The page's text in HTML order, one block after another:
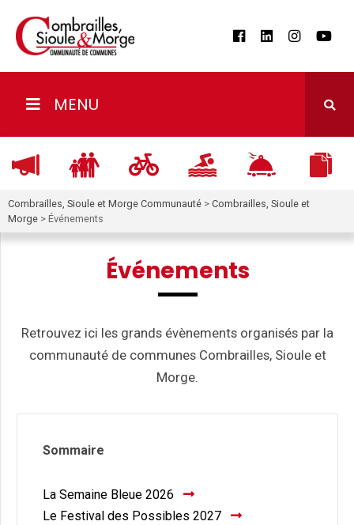
MENU
Combrailles, Sioule et Morge Communauté > Combrailles, Sioule et
Morge > Événements
Événements
Retrouvez ici les grands évènements organisés par la
communauté de communes Combrailles, Sioule et
Morge.
Sommaire
La Semaine Bleue 2026
Le Festival des Possibles 2027